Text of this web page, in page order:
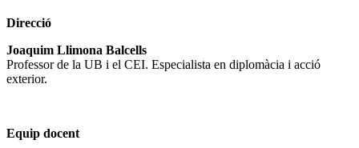
Direcció
Joaquim Llimona Balcells
Professor de la UB i el CEI. Especialista en diplomàcia i acció
exterior.
Equip docent